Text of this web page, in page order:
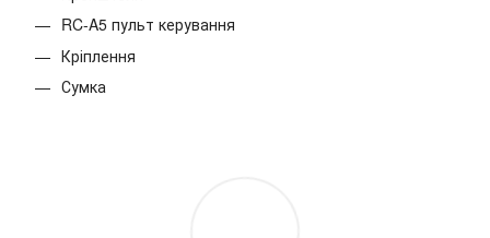
RC-A5 пульт керування
Кріплення
Сумка